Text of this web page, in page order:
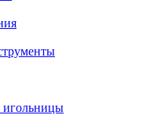
игольницы